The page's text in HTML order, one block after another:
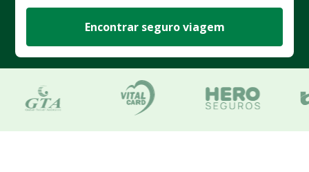
Encontrar seguro viagem